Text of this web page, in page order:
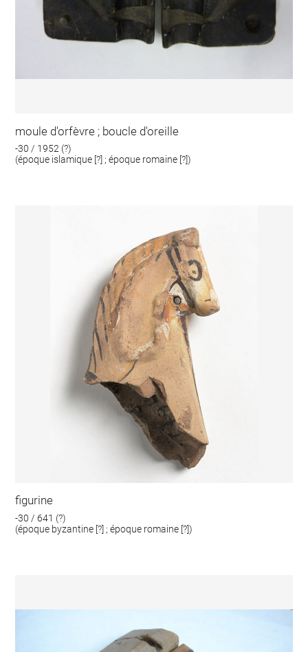
moule d'orfèvre ; boucle d'oreille
-30 / 1952 (?)
(époque islamique [?] ; époque romaine [?])
figurine
-30 / 641 (?)
(époque byzantine [?] ; époque romaine [?])